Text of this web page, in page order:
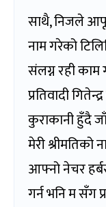
साथै, निजले
नाम गरेको
संलग्न रही काम
प्रतिवादी
कुराकानी हुँदै
मेरी श्रीमतिको
आफ्नो नेचर
गर्न भनि म सँग